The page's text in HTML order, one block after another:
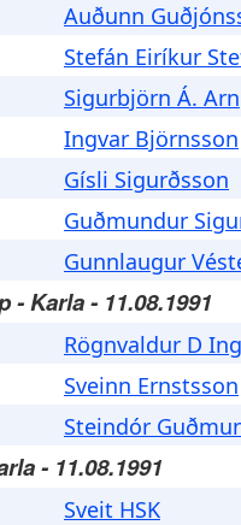
Auðunn
Stefán Eiríkur
Sigurbjörn Á.
Ingvar Björnsson
Gísli Sigurðsson
Guðmundur
Gunnlaugur
Karla - 11.08.1991
Rögnvaldur D
Sveinn Ernstsson
Steindór
- 11.08.1991
Sveit HSK